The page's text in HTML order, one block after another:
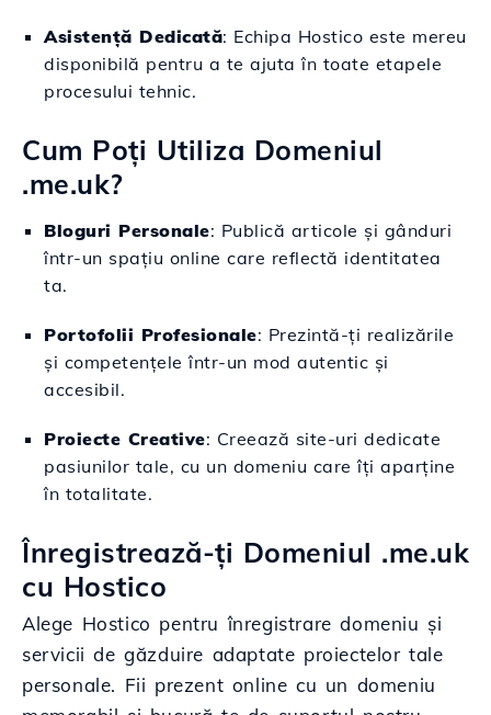
Asistență Dedicată: Echipa Hostico este mereu
disponibilă pentru a te ajuta în toate etapele
procesului tehnic.
Cum Poți Utiliza Domeniul
.me.uk?
Bloguri Personale: Publică articole și gânduri
într-un spațiu online care reflectă identitatea
ta.
Portofolii Profesionale: Prezintă-ți realizările
și competențele într-un mod autentic și
accesibil.
Proiecte Creative: Creează site-uri dedicate
pasiunilor tale, cu un domeniu care îți aparține
în totalitate.
Înregistrează-ți Domeniul .me.uk
cu Hostico
Alege Hostico pentru înregistrare domeniu și
servicii de găzduire adaptate proiectelor tale
personale. Fii prezent online cu un domeniu